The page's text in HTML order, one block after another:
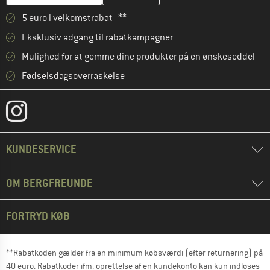
5 euro i velkomstrabat **
Eksklusiv adgang til rabatkampagner
Mulighed for at gemme dine produkter på en ønskeseddel
Fødselsdagsoverraskelse
KUNDESERVICE
OM BERGFREUNDE
FORTRYD KØB
**Rabatkoden gælder fra en minimum købsværdi (efter returnering) på
40 euro. Rabatkoder ifm. oprettelse af en kundekonto kan kun indløses